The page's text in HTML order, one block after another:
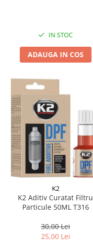
IN STOC
ADAUGA IN COS
K2
K2 Aditiv Curatat Filtru
Particule 50ML T316
30,00 Lei
25,00 Lei